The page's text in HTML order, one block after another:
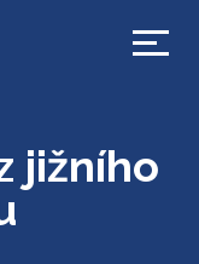
jižního